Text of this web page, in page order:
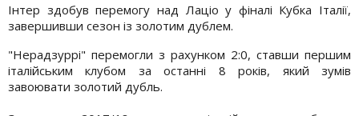
Інтер здобув перемогу над Лаціо у фіналі Кубка Італії,
завершивши сезон із золотим дублем.
"Нерадзуррі" перемогли з рахунком 2:0, ставши першим
італійським клубом за останні 8 років, який зумів
завоювати золотий дубль.